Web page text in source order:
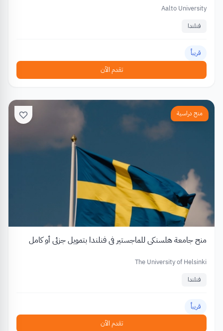
Aalto University
فنلندا
قريباً
تقدم الآن
منح دراسية
منح جامعة هلسنكي للماجستير في فنلندا بتمويل جزئي أو كامل
The University of Helsinki
فنلندا
قريباً
تقدم الآن